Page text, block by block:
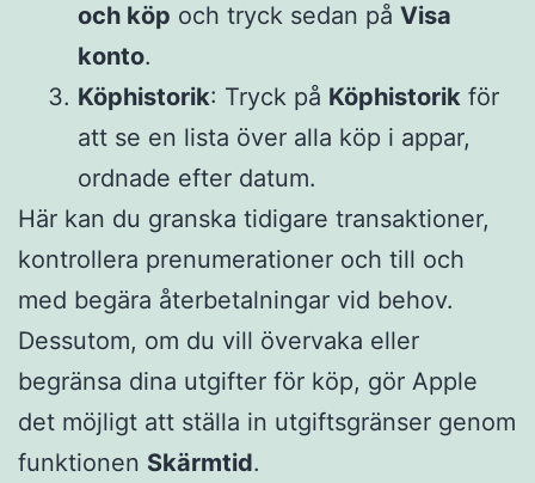
och köp och tryck sedan på Visa
konto.
Köphistorik: Tryck på Köphistorik för
att se en lista över alla köp i appar,
ordnade efter datum.
Här kan du granska tidigare transaktioner,
kontrollera prenumerationer och till och
med begära återbetalningar vid behov.
Dessutom, om du vill övervaka eller
begränsa dina utgifter för köp, gör Apple
det möjligt att ställa in utgiftsgränser genom
funktionen Skärmtid.